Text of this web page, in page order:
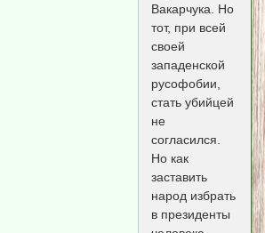
Вакарчука. Но
тот, при всей
своей
западенской
русофобии,
стать убийцей
не
согласился.
Но как
заставить
народ избрать
в президенты